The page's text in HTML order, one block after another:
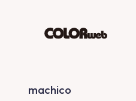
machico